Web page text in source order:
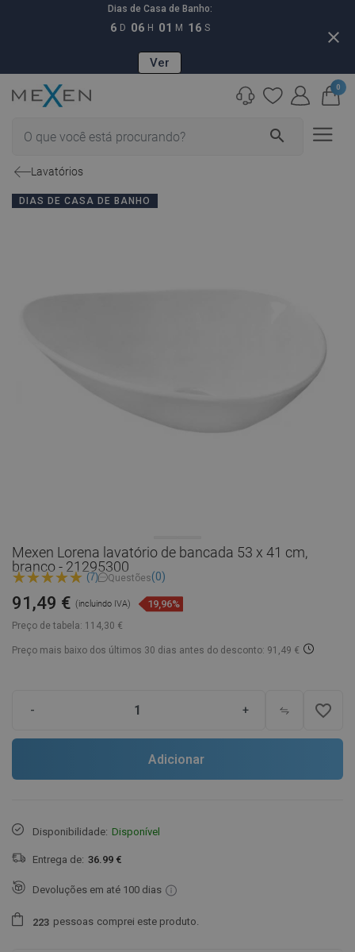
Dias de Casa de Banho:
6 D 06 H 01 M 15 S
Ver
close
search
0
Lavatórios
DIAS DE CASA DE BANHO
Mexen Lorena lavatório de bancada 53 x 41 cm,
branco - 21295300
(7) Questões(0)
Preço de tabela: 114,30 €
91,49 € (incluindo IVA) 19,96%
Preço mais baixo dos últimos 30 dias antes do desconto: 91,49 €
- + favorite_border
Adicionar
Disponibilidade: Disponível
Entrega de: 36.99 €
Devoluções em até 100 dias
223 pessoas comprei este produto.